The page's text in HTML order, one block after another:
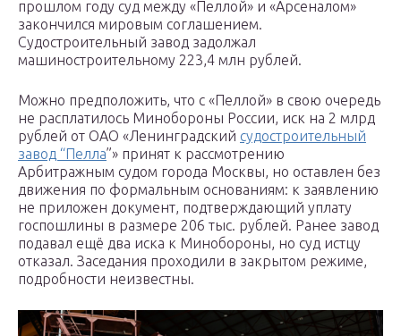
прошлом году суд между «Пеллой» и «Арсеналом»
закончился мировым соглашением.
Судостроительный завод задолжал
машиностроительному 223,4 млн рублей.
Можно предположить, что с «Пеллой» в свою очередь
не расплатилось Минобороны России, иск на 2 млрд
рублей от ОАО «Ленинградский судостроительный
завод “Пелла”» принят к рассмотрению
Арбитражным судом города Москвы, но оставлен без
движения по формальным основаниям: к заявлению
не приложен документ, подтверждающий уплату
госпошлины в размере 206 тыс. рублей. Ранее завод
подавал ещё два иска к Минобороны, но суд истцу
отказал. Заседания проходили в закрытом режиме,
подробности неизвестны.